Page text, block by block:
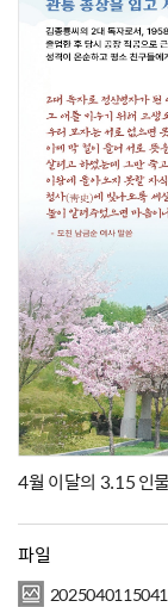
4월 이달의 3.15 인
파일